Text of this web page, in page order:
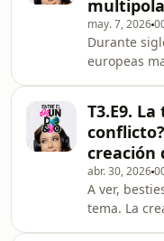
episodio:🏚️
tenía una
Depresión☭
socialismo y
por qué
Cómo
may. 7, 2026
Durante
europeas
episodio de
vemos
etapa donde
Unión
fuerza
la
T3.E9.
creación
abr. 30, 2026
A ver,
tema. La